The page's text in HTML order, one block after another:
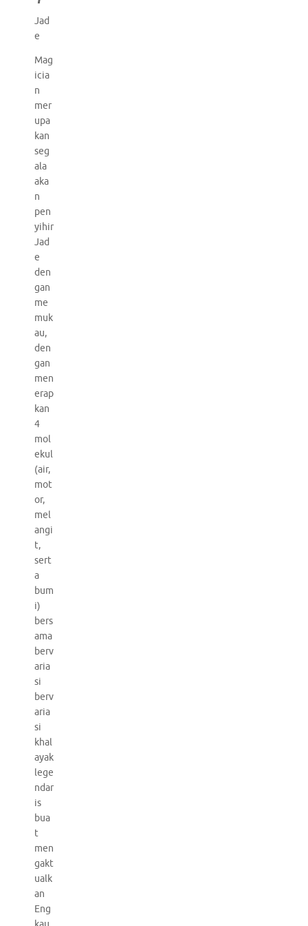
Jad
e
Mag
icia
n
mer
upa
kan
seg
ala
aka
n
pen
yihir
Jad
e
den
gan
me
muk
au,
den
gan
men
erap
kan
4
mol
ekul
(air,
mot
or,
mel
angi
t,
sert
a
bum
i)
bers
ama
berv
aria
si
berv
aria
si
khal
ayak
lege
ndar
is
bua
t
men
gakt
ualk
an
Eng